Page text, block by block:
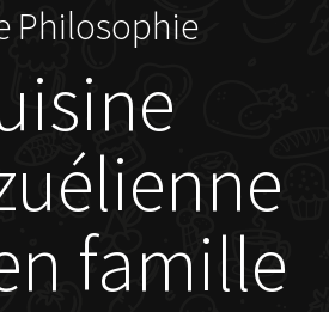
Philosophie
famille